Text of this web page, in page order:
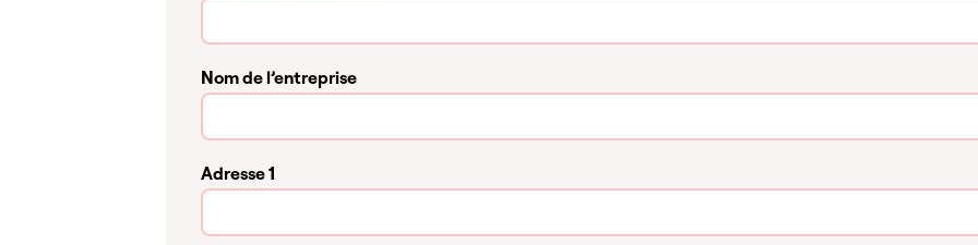
Nom de l’entreprise
Adresse 1